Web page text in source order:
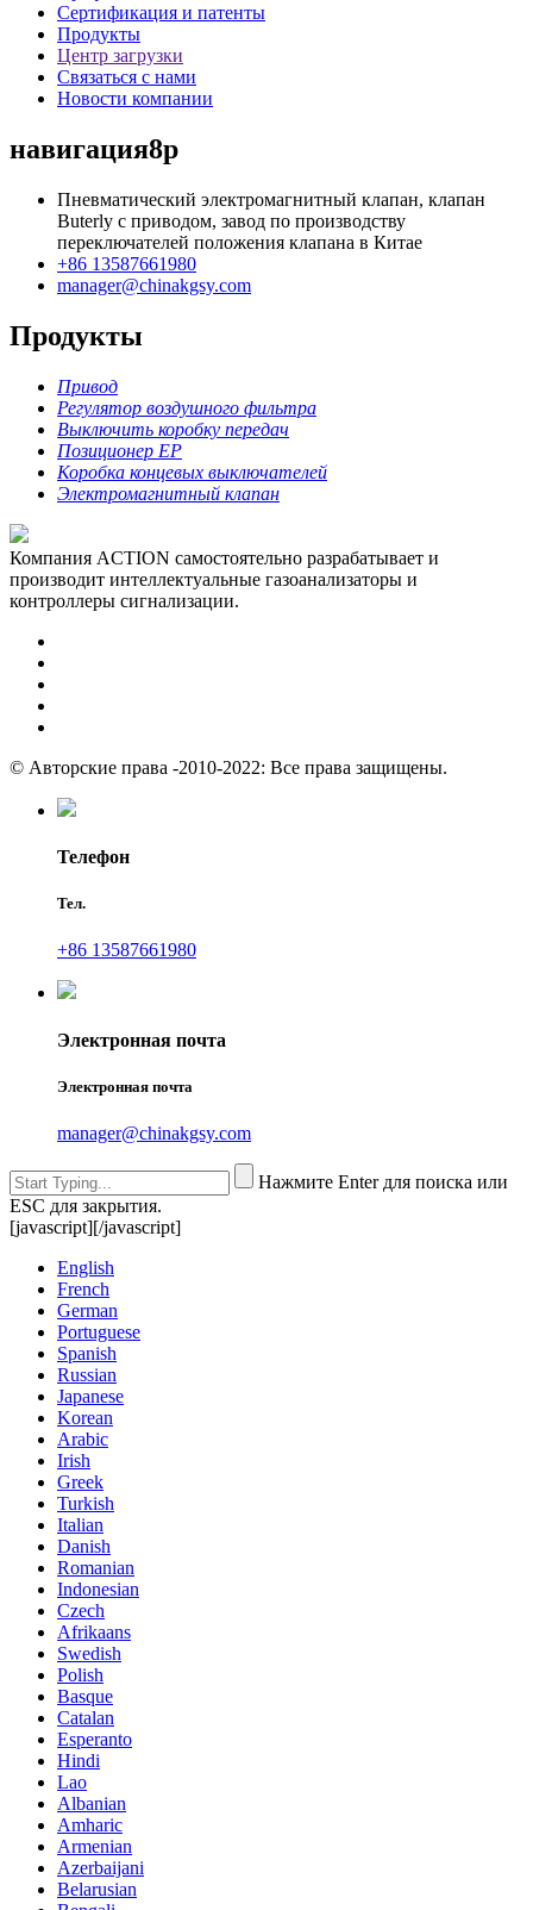
Сертификация и патенты
Продукты
Центр загрузки
Связаться с нами
Новости компании
навигация8p
Пневматический электромагнитный клапан, клапан
Buterly с приводом, завод по производству
переключателей положения клапана в Китае
+86 13587661980
manager@chinakgsy.com
Продукты
Привод
Регулятор воздушного фильтра
Выключить коробку передач
Позиционер EP
Коробка концевых выключателей
Электромагнитный клапан
Компания ACTION самостоятельно разрабатывает и
производит интеллектуальные газоанализаторы и
контроллеры сигнализации.
© Авторские права -2010-2022: Все права защищены.
Телефон
Тел.
+86 13587661980
Электронная почта
Электронная почта
manager@chinakgsy.com
Нажмите Enter для поиска или
ESC для закрытия.
[javascript][/javascript]
English
French
German
Portuguese
Spanish
Russian
Japanese
Korean
Arabic
Irish
Greek
Turkish
Italian
Danish
Romanian
Indonesian
Czech
Afrikaans
Swedish
Polish
Basque
Catalan
Esperanto
Hindi
Lao
Albanian
Amharic
Armenian
Azerbaijani
Belarusian